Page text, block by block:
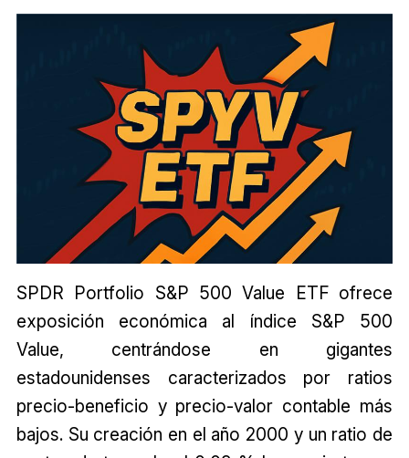
SPDR Portfolio S&P 500 Value ETF ofrece
exposición económica al índice S&P 500
Value, centrándose en gigantes
estadounidenses caracterizados por ratios
precio-beneficio y precio-valor contable más
bajos. Su creación en el año 2000 y un ratio de